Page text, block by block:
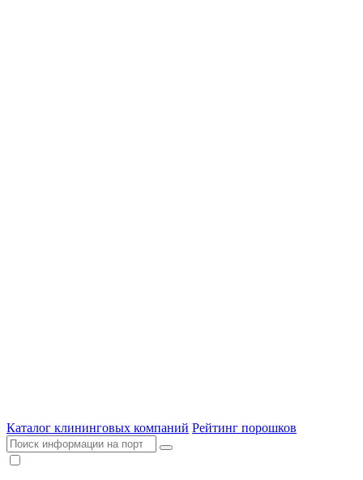
Каталог клининговых компаний Рейтинг порошков